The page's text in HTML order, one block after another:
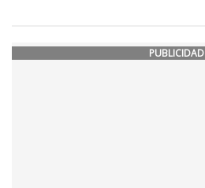
PUBLICIDAD